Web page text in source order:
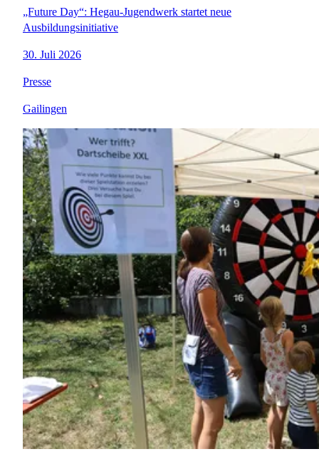
„Future Day“: Hegau-Jugendwerk startet neue
Ausbildungsinitiative
30. Juli 2026
Presse
Gailingen